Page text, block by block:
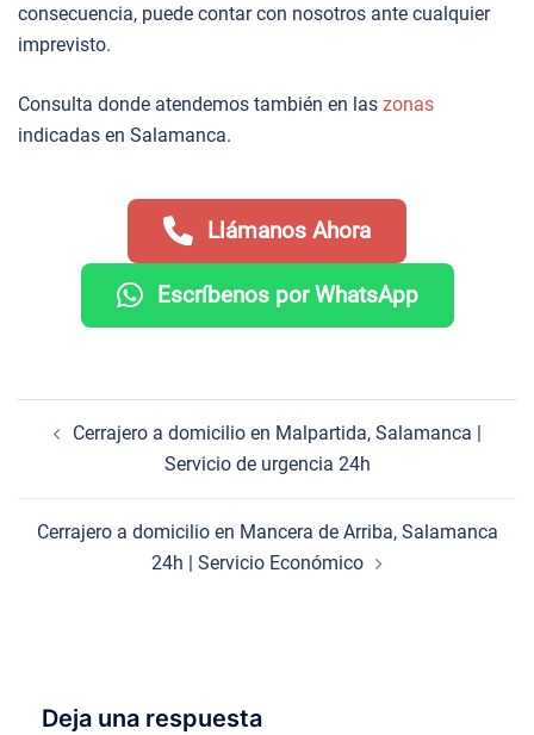
consecuencia, puede contar con nosotros ante cualquier
imprevisto.
Consulta donde atendemos también en las zonas
indicadas en Salamanca.
Llámanos Ahora
Escríbenos por WhatsApp
Cerrajero a domicilio en Malpartida, Salamanca |
Servicio de urgencia 24h
Cerrajero a domicilio en Mancera de Arriba, Salamanca
24h | Servicio Económico
Deja una respuesta